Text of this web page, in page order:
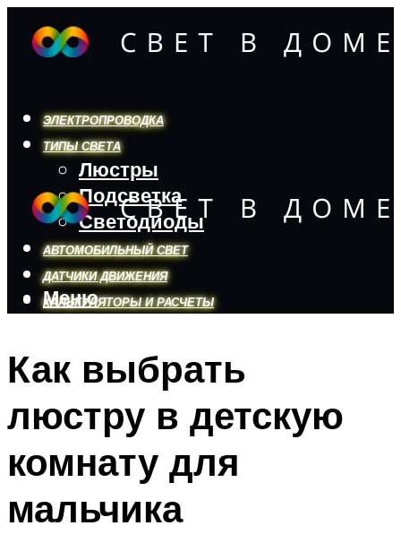
ЭЛЕКТРОПРОВОДКА
ТИПЫ СВЕТА
Люстры
Подсветка
Светодиоды
АВТОМОБИЛЬНЫЙ СВЕТ
ДАТЧИКИ ДВИЖЕНИЯ
КАЛЬКУЛЯТОРЫ И РАСЧЕТЫ
Меню
Меню
Как выбрать
люстру в детскую
комнату для
мальчика